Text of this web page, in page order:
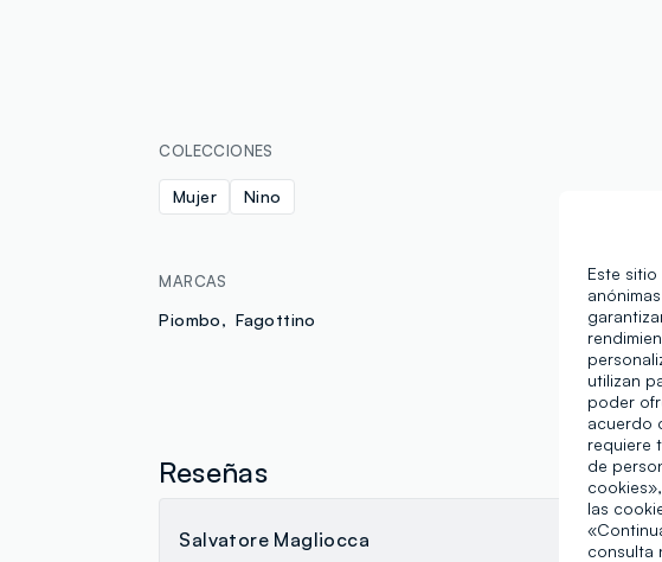
COLECCIONES
Mujer Nino
MARCAS
Piombo Fagottino
Reseñas
Salvatore Magliocca Sara
Este
utilizan
poder
acuerdo
requiere
de
las
consulta